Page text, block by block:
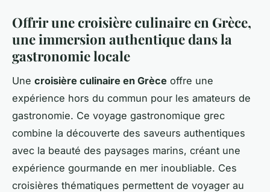
Offrir une croisière culinaire en Grèce,
une immersion authentique dans la
gastronomie locale
Une croisière culinaire en Grèce offre une
expérience hors du commun pour les amateurs de
gastronomie. Ce voyage gastronomique grec
combine la découverte des saveurs authentiques
avec la beauté des paysages marins, créant une
expérience gourmande en mer inoubliable. Ces
croisières thématiques permettent de voyager au